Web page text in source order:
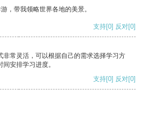
，带我领略世界各地的美景。
支持[0] 反对[0]
非常灵活，可以根据自己的需求选择学习方
安排学习进度。
支持[0] 反对[0]